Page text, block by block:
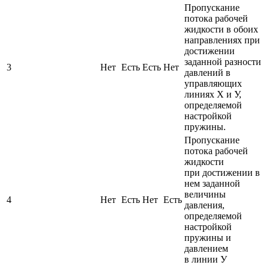
3 Нет Есть Есть Нет
Пропускание
потока рабочей
жидкости в обоих
направлениях при
достижении
заданной разности
давлений в
управляющих
линиях Х и У,
определяемой
настройкой
пружины.
4 Нет Есть Нет Есть
Пропускание
потока рабочей
жидкости
при достижении в
нем заданной
величины
давления,
определяемой
настройкой
пружины и
давлением
в линии У